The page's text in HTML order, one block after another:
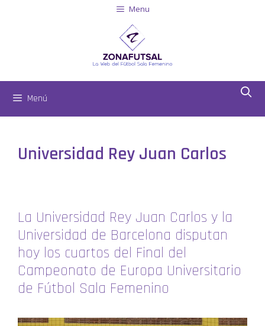
Menu
Menú
Universidad Rey Juan Carlos
La Universidad Rey Juan Carlos y la
Universidad de Barcelona disputan
hoy los cuartos del Final del
Campeonato de Europa Universitario
de Fútbol Sala Femenino